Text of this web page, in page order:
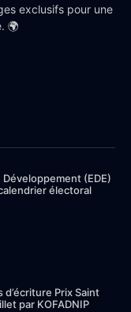
exclusifs pour une
🌍
(EDE)
électoral
Prix Saint
par KOFADNIP